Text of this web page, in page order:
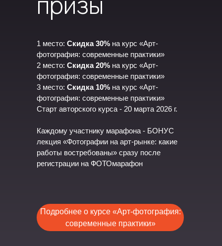
1 место: Скидка 30% на курс «Арт-
фотография: современные практики»
2 место: Скидка 20% на курс «Арт-
фотография: современные практики»
3 место: Скидка 10% на курс «Арт-
фотография: современные практики»
Старт авторского курса - 20 марта 2026 г.
Каждому участнику марафона - БОНУС
лекция «Фотографии на арт-рынке: какие
работы востребованы» сразу после
регистрации на ФОТОмарафон
Подробнее о курсе «Арт-фотография:
современные практики»